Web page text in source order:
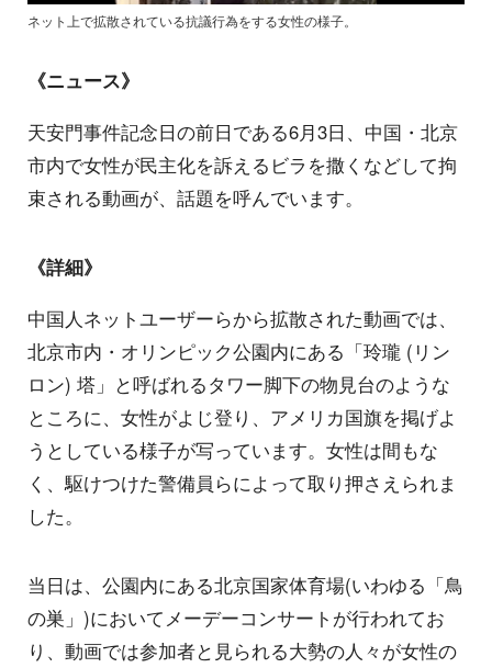
ネット上で拡散されている抗議行為をする女性の様子。
《ニュース》
天安門事件記念日の前日である6月3日、中国・北京
市内で女性が民主化を訴えるビラを撒くなどして拘
束される動画が、話題を呼んでいます。
《詳細》
中国人ネットユーザーらから拡散された動画では、
北京市内・オリンピック公園内にある「玲瓏 (リン
ロン) 塔」と呼ばれるタワー脚下の物見台のような
ところに、女性がよじ登り、アメリカ国旗を掲げよ
うとしている様子が写っています。女性は間もな
く、駆けつけた警備員らによって取り押さえられま
した。
当日は、公園内にある北京国家体育場(いわゆる「鳥
の巣」)においてメーデーコンサートが行われてお
り、動画では参加者と見られる大勢の人々が女性の